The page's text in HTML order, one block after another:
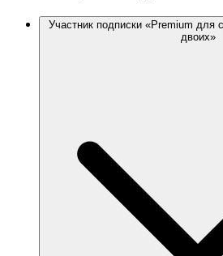
Участник подписки «Premium для
двоих»